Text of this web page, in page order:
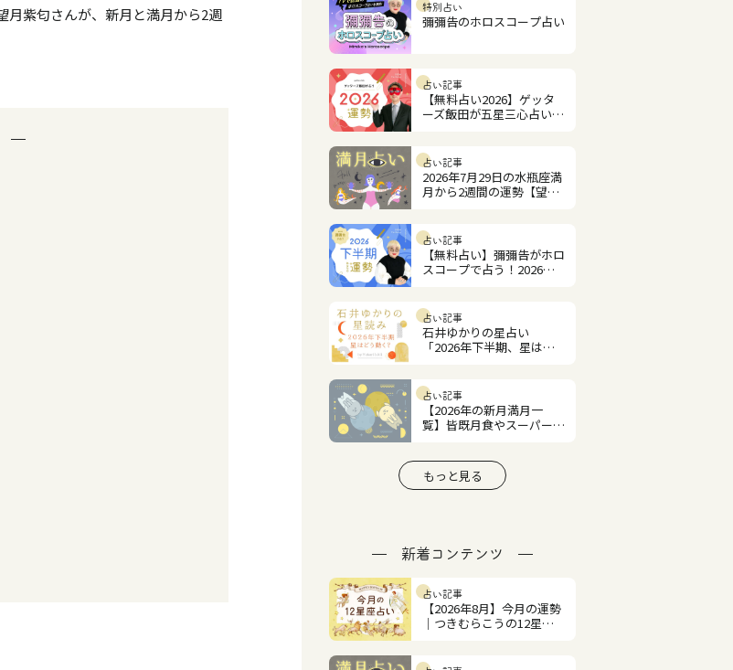
月紫匂さんが、新月と満月から2週
特別占い
彌彌告のホロスコープ占い
占い記事
【無料占い2026】ゲッタ
ーズ飯田が五星三心占いで
占い記事
2026年7月29日の水瓶座満
月から2週間の運勢【望月
占い記事
【無料占い】彌彌告がホロ
スコープで占う！2026年
占い記事
石井ゆかりの星占い
「2026年下半期、星はど
占い記事
【2026年の新月満月一
覧】皆既月食やスーパーム
もっと見る
新着コンテンツ
占い記事
【2026年8月】今月の運勢
｜つきむらこうの12星座